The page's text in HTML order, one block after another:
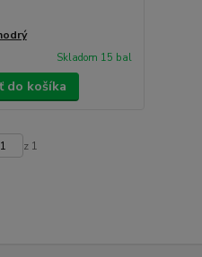
Skladom 15 bal
do košíka
z 1